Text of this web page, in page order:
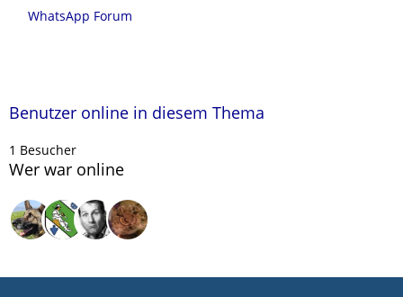
WhatsApp Forum
Benutzer online in diesem Thema
1 Besucher
Wer war online